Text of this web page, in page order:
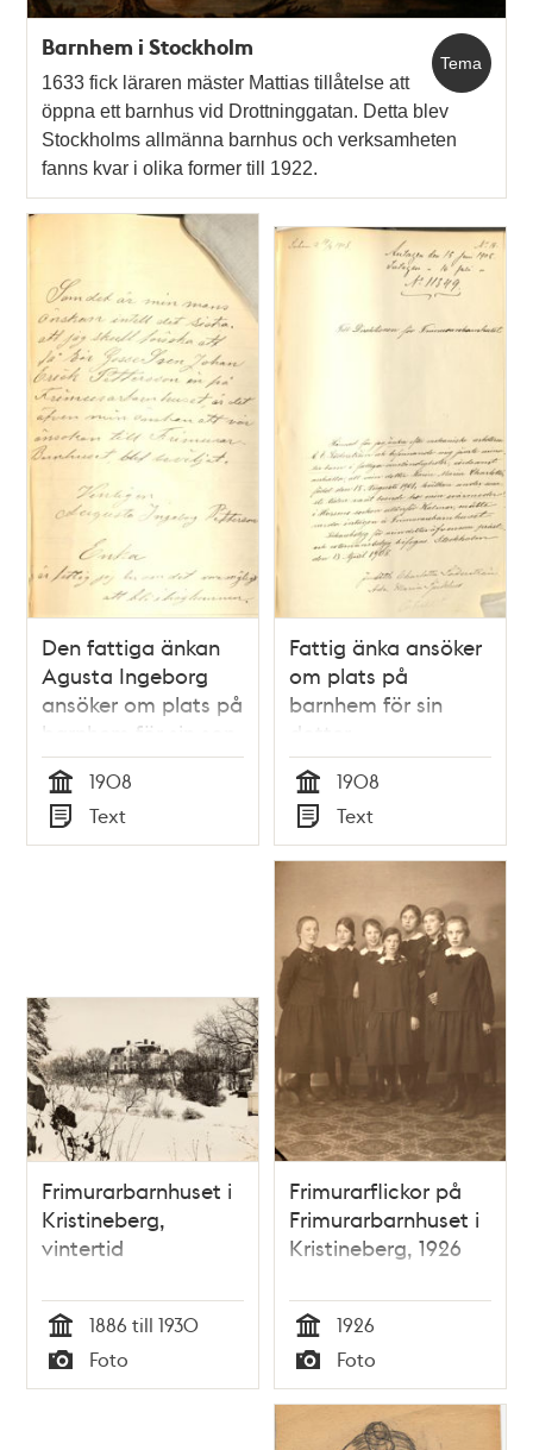
Tema
Barnhem i Stockholm
1633 fick läraren mäster Mattias tillåtelse att
öppna ett barnhus vid Drottninggatan. Detta blev
Stockholms allmänna barnhus och verksamheten
fanns kvar i olika former till 1922.
Den fattiga änkan
Agusta Ingeborg
ansöker om plats på
barnhem för sin son.
Tid
1908
Typ
Text
Fattig änka ansöker
om plats på
barnhem för sin
dotter
Tid
1908
Typ
Text
Frimurarbarnhuset i
Kristineberg,
vintertid
Tid
1886 till 1930
Typ
Foto
Frimurarflickor på
Frimurarbarnhuset i
Kristineberg, 1926
Tid
1926
Typ
Foto